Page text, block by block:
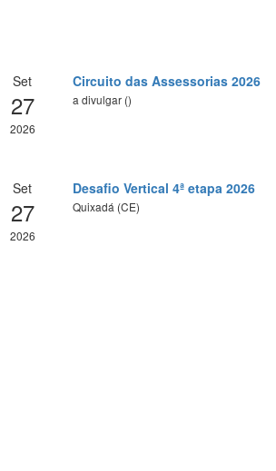
Set
27
2026
Circuito das Assessorias 2026
a divulgar ()
Set
27
2026
Desafio Vertical 4ª etapa 2026
Quixadá (CE)